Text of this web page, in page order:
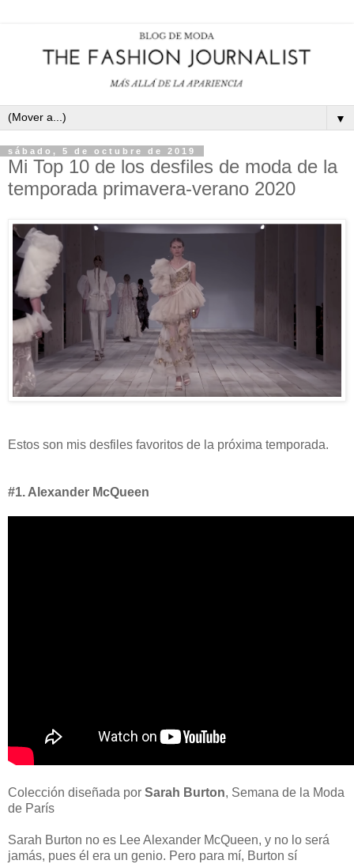
▼
sábado, 5 de octubre de 2019
Mi Top 10 de los desfiles de moda de la
temporada primavera-verano 2020
Estos son mis desfiles favoritos de la próxima temporada.
#1. Alexander McQueen
Colección diseñada por Sarah Burton, Semana de la Moda
de París
Sarah Burton no es Lee Alexander McQueen, y no lo será
jamás, pues él era un genio. Pero para mí, Burton sí